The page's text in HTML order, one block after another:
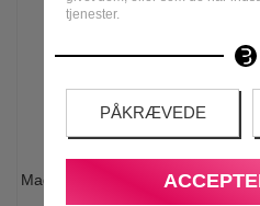
tjenester.
PÅKRÆVEDE
Made In Lab - No 102 Women